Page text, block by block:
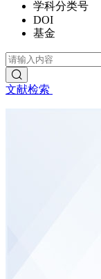
学科分类号
DOI
基金
文献检索